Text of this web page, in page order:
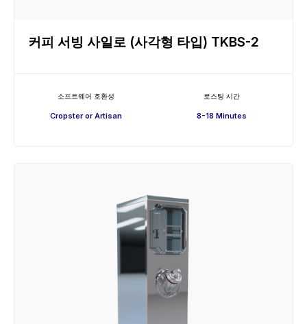
커피 서빙 사일로 (사각형 타입) TKBS-2
소프트웨어 호환성
Cropster or Artisan
로스팅 시간
8-18 Minutes